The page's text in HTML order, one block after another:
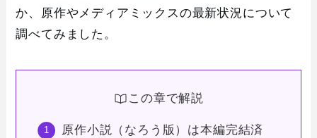
か、原作やメディアミックスの最新状況について
調べてみました。
この章で解説
原作小説（なろう版）は本編完結済